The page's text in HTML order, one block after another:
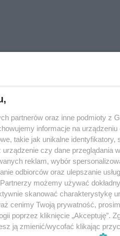
partnerów oraz inne podmioty z
informacje na urządzeniu
takie jak unikalne identyfikatory,
urządzenie czy dane przeglądania
reklam, wybór
odbiorców oraz ulepszanie
możemy używać
skanować charakterystykę
cenimy Twoją prywatność,
poprzez kliknięcie „Akceptuję”.
ją zmienić/wycofać klikając